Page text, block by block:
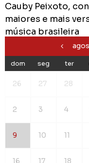
Cauby Peixoto,
maiores e mais
música brasileira
dom seg ter
26 27 28
2 3 4
9 10 11
16 17 18